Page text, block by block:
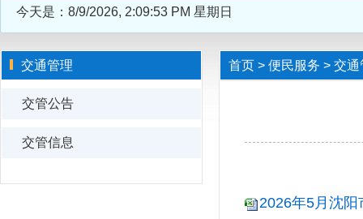
今天是： 8/9/2026, 2:09:53 PM 星期日
交通管理
交管公告
交管信息
首页 > 便民服务 > 交通
2026年5月沈